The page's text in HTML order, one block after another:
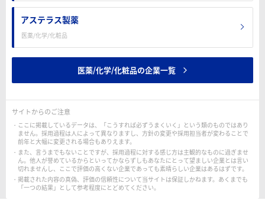
アステラス製薬
医薬/化学/化粧品
医薬/化学/化粧品の企業一覧
サイトからのご注意
ここに掲載しているデータは、「こうすれば必ずうまくいく」という類のものではあり
ません。採用過程は人によって異なりますし、方針の変更や採用担当者が変わることで
前年と大幅に変更される場合もありえます。
また、言うまでもないことですが、採用過程に対する感じ方は主観的なものに過ぎませ
ん。他人が誉めているからといってかならずしもあなたにとって望ましい企業とは言い
切れませんし、ここで評価の高くない企業であっても素晴らしい企業はあるはずです。
掲載された内容の真偽、評価の信頼性について当サイトは保証しかねます。あくまでも
「一つの結果」として参考程度にとどめてください。